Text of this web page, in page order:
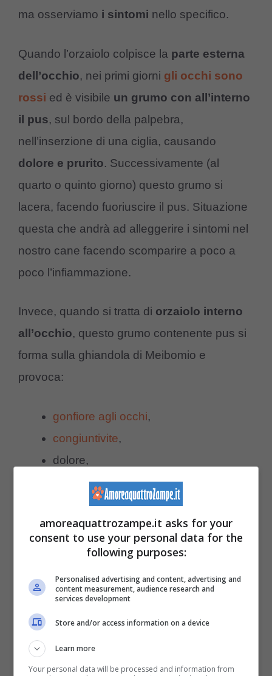
ma osserviamo i sintomi nello specifico.
Quando l’orzaiolo colpisce la parte esterna
dell’occhio, nei primi giorni gli occhi sono
rossi ed è visibile un grumo con all’interno
il pus, sul bordo della palpebra,
nell’inserzione di una ciglia, causando
dolore e prurito. Successivamente (al
quarto o quinto giorno) questo grumo si
lacera, facendo fuoriuscire il pus. Situazione
questa che andrà ad alleggerire i sintomi nel
nostro cane facendo scomparire a poco a
poco l’infiammazione.
Invece, quando si tratta di orzaiolo interno
all’occhio, questo grumo contenente pus si
forma sulla ghiandola di Meibomio e
provoca:
gonfiore agli occhi,
congiuntivite,
dolore,
iperemia,
febbre e brividi (nei casi più gravi).
Con tutti questi sintomi, Fido non solo
aprire bene l’occhio. Questa condizione
facendolo diventare
Inoltre il forte prurito lo porterà a
amoreaquattrozampe.it asks for your
consent to use your personal data for the
following purposes:
Personalised advertising and content, advertising and
content measurement, audience research and
services development
Store and/or access information on a device
Learn more
Your personal data will be processed and information from